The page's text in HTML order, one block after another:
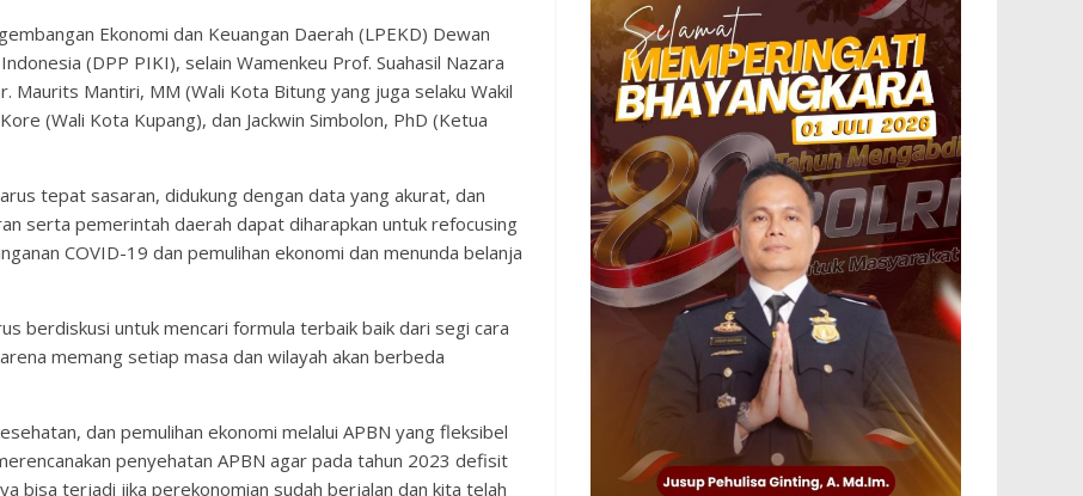
Ekonomi dan Keuangan Daerah (LPEKD) Dewan
(DPP PIKI), selain Wamenkeu Prof. Suahasil Nazara
Maurits Mantiri, MM (Wali Kota Bitung yang juga selaku Wakil
(Wali Kota Kupang), dan Jackwin Simbolon, PhD (Ketua
tepat sasaran, didukung dengan data yang akurat, dan
serta pemerintah daerah dapat diharapkan untuk refocusing
COVID-19 dan pemulihan ekonomi dan menunda belanja
berdiskusi untuk mencari formula terbaik baik dari segi cara
memang setiap masa dan wilayah akan berbeda
dan pemulihan ekonomi melalui APBN yang fleksibel
penyehatan APBN agar pada tahun 2023 defisit
bisa terjadi jika perekonomian sudah berjalan dan kita telah